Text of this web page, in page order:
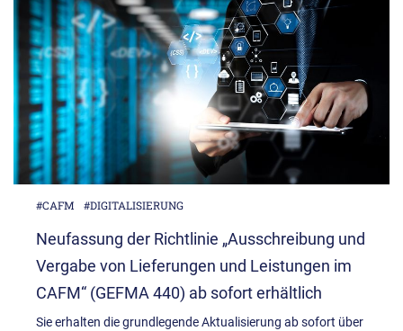
#CAFM #DIGITALISIERUNG
Neufassung der Richtlinie „Ausschreibung und
Vergabe von Lieferungen und Leistungen im
CAFM“ (GEFMA 440) ab sofort erhältlich
Sie erhalten die grundlegende Aktualisierung ab sofort über